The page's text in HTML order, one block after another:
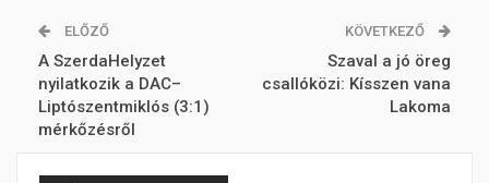
ELŐZŐ
A SzerdaHelyzet
nyilatkozik a DAC–
Liptószentmiklós (3:1)
mérkőzésről
KÖVETKEZŐ
Szaval a jó öreg
csallóközi: Kísszen vana
Lakoma